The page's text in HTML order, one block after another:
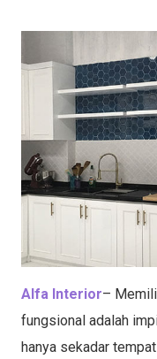
Alfa Interior–
fungsional adalah
hanya sekadar